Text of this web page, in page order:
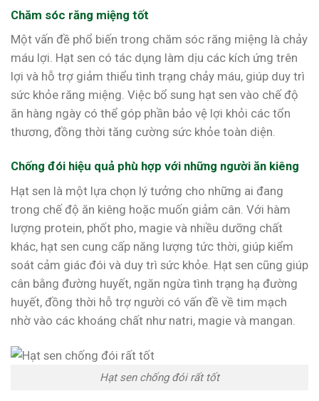
Chăm sóc răng miệng tốt
Một vấn đề phổ biến trong chăm sóc răng miệng là chảy
máu lợi. Hạt sen có tác dụng làm dịu các kích ứng trên
lợi và hỗ trợ giảm thiểu tình trạng chảy máu, giúp duy trì
sức khỏe răng miệng. Việc bổ sung hạt sen vào chế độ
ăn hàng ngày có thể góp phần bảo vệ lợi khỏi các tổn
thương, đồng thời tăng cường sức khỏe toàn diện.
Chống đói hiệu quả phù hợp với những người ăn kiêng
Hạt sen là một lựa chọn lý tưởng cho những ai đang
trong chế độ ăn kiêng hoặc muốn giảm cân. Với hàm
lượng protein, phốt pho, magie và nhiều dưỡng chất
khác, hạt sen cung cấp năng lượng tức thời, giúp kiểm
soát cảm giác đói và duy trì sức khỏe. Hạt sen cũng giúp
cân bằng đường huyết, ngăn ngừa tình trạng hạ đường
huyết, đồng thời hỗ trợ người có vấn đề về tim mạch
nhờ vào các khoáng chất như natri, magie và mangan.
Hạt sen chống đói rất tốt